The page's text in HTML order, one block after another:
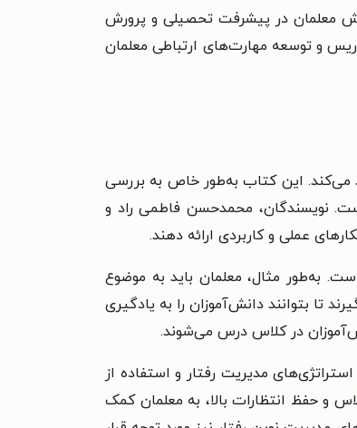
معلمان در پیشرفت تحصیلی و پرورش
و توسعه مهارت‌های ارتباطی معلمان
می‌کند. این کتاب به‌طور خاص به بررسی
نویسندگان، محمدحسن فاطمی راد و
عملی و کاربردی ارائه دهند.
به‌طور مثال، معلمان باید به موضوع
بتوانند دانش‌آموزان را به یادگیری
در کلاس درس می‌شوند.
مدیریت رفتار و استفاده از
و حفظ انتظارات بالا، به معلمان کمک